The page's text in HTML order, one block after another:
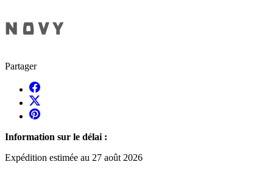
Partager
Information sur le délai :
Expédition estimée au 27 août 2026